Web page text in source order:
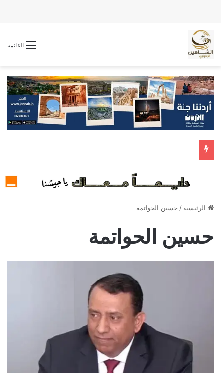
القائمة
الرئيسية / حسين الحواتمة
حسين الحواتمة